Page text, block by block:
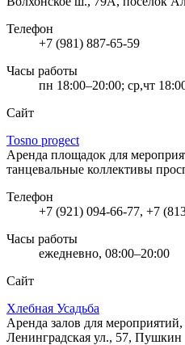
Телефон
+7 (981) 887-65-59
Часы работы
пн 18:00–20:00; ср,чт
Сайт
Tosno progect
Аренда площадок для
танцевальные коллективы
Телефон
+7 (921) 094-66-77, +7
Часы работы
ежедневно, 08:00–20:00
Сайт
Хлебная Усадьба
Аренда залов для
Ленинградская ул., 57, Пушкин